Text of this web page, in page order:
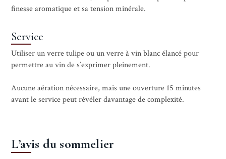
finesse aromatique et sa tension minérale.
Service
Utiliser un verre tulipe ou un verre à vin blanc élancé pour
permettre au vin de s’exprimer pleinement.
Aucune aération nécessaire, mais une ouverture 15 minutes
avant le service peut révéler davantage de complexité.
L’avis du sommelier